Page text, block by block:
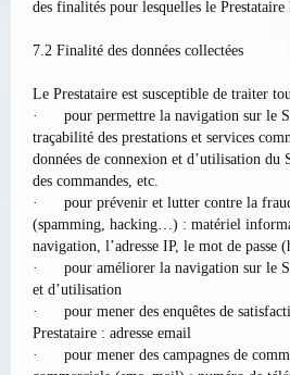
des finalités pour lesquelles le Prestataire
7.2 Finalité des données collectées
Le Prestataire est susceptible de traiter
· pour permettre la navigation sur le
traçabilité des prestations et services
données de connexion et d’utilisation
des commandes, etc.
· pour prévenir et lutter contre la
(spamming, hacking…) : matériel
navigation, l’adresse IP, le mot de passe
· pour améliorer la navigation sur le
et d’utilisation
· pour mener des enquêtes de
Prestataire : adresse email
· pour mener des campagnes de